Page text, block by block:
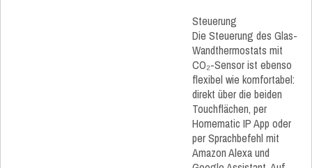
Steuerung
Die Steuerung des Glas-
Wandthermostats mit
CO₂-Sensor ist ebenso
flexibel wie komfortabel:
direkt über die beiden
Touchflächen, per
Homematic IP App oder
per Sprachbefehl mit
Amazon Alexa und